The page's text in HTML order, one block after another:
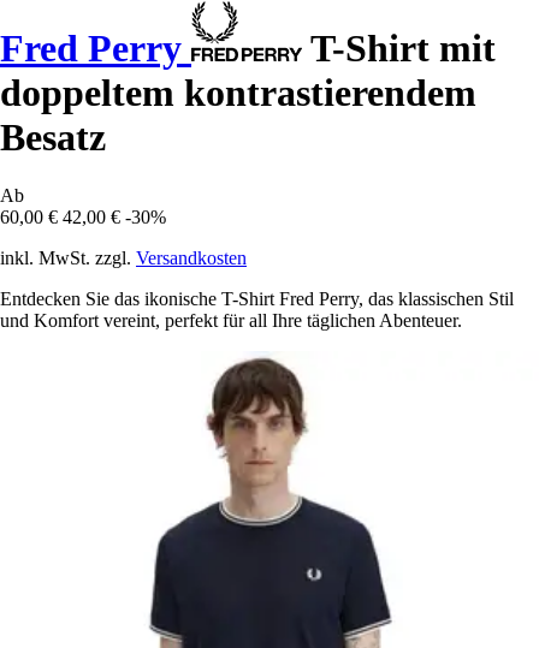
Fred Perry
T-Shirt mit
doppeltem kontrastierendem
Besatz
Ab
60,00 € 42,00 € -30%
inkl. MwSt. zzgl. Versandkosten
Entdecken Sie das ikonische T-Shirt Fred Perry, das klassischen Stil
und Komfort vereint, perfekt für all Ihre täglichen Abenteuer.